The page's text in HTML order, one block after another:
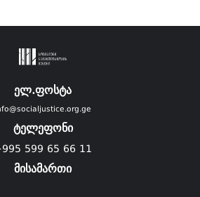
ელ.ფოსტა
ტელეფონი
599 65 66 11
მისამართი